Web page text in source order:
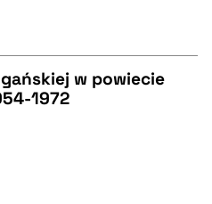
w powiecie
1972